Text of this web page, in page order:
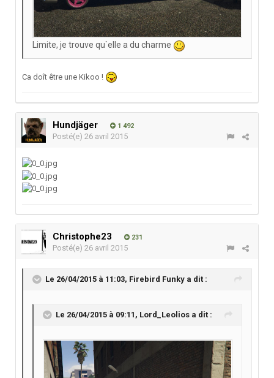
Limite, je trouve qu`elle a du charme
Ca doît être une Kikoo !
Hundjäger 1 492
Posté(e) 26 avril 2015
Christophe23 231
Posté(e) 26 avril 2015
Le 26/04/2015 à 11:03, Firebird Funky a dit :
Le 26/04/2015 à 09:11, Lord_Leolios a dit :